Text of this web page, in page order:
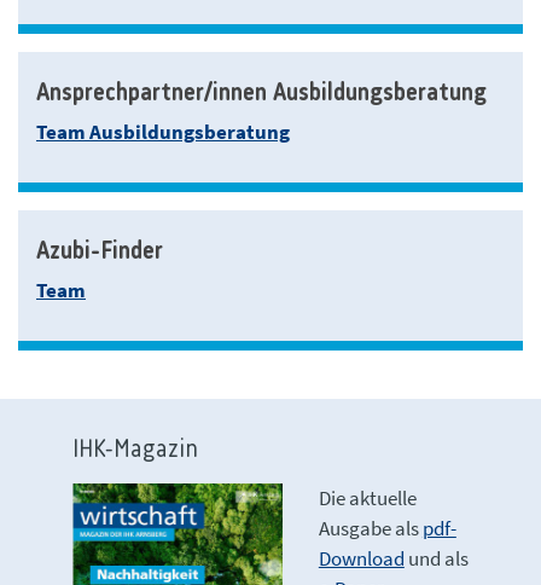
Ansprechpartner/innen Ausbildungsberatung
Team Ausbildungsberatung
Azubi-Finder
Team
IHK-Magazin
Die aktuelle
Ausgabe alspdf-
Download und als